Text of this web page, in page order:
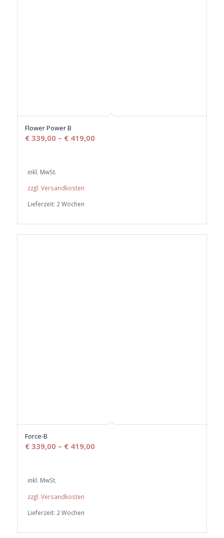
Flower Power B
€339,00 – €419,00
inkl. MwSt.
zzgl. Versandkosten
Lieferzeit: 2 Wochen
Force-B
€339,00 – €419,00
inkl. MwSt.
zzgl. Versandkosten
Lieferzeit: 2 Wochen